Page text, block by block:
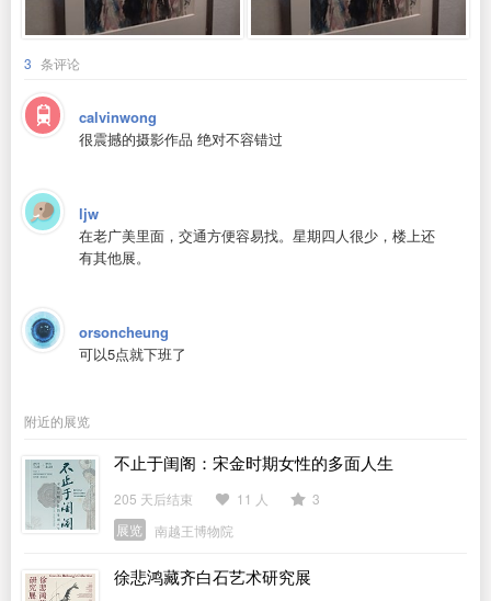
3 条评论
calvinwong
很震撼的摄影作品 绝对不容错过
ljw
在老广美里面，交通方便容易找。星期四人很少，楼上还
有其他展。
orsoncheung
可以5点就下班了
附近的展览
不止于闺阁：宋金时期女性的多面人生
205 天后结束 11 人
3
展览
南越王博物院
徐悲鸿藏齐白石艺术研究展